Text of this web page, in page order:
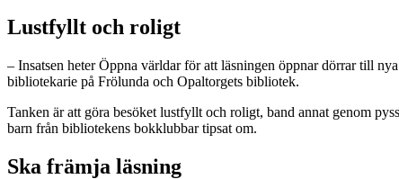
Lustfyllt och roligt
– Insatsen heter Öppna världar för att läsningen öppnar dörrar till
bibliotekarie på Frölunda och Opaltorgets bibliotek.
Tanken är att göra besöket lustfyllt och roligt, band annat genom
barn från bibliotekens bokklubbar tipsat om.
Ska främja läsning